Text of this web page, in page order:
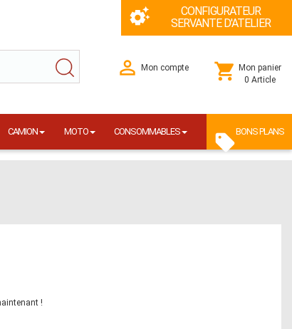
CONFIGURATEUR
SERVANTE D'ATELIER
Mon compte
Mon panier
0 Article
CAMION MOTO CONSOMMABLES BONS PLANS
!